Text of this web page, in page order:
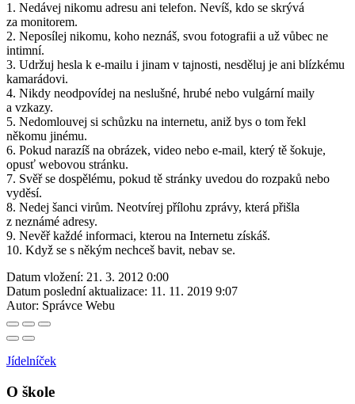
1. Nedávej nikomu adresu ani telefon. Nevíš, kdo se skrývá
za monitorem.
2. Neposílej nikomu, koho neznáš, svou fotografii a už vůbec ne
intimní.
3. Udržuj hesla k e-mailu i jinam v tajnosti, nesděluj je ani blízkému
kamarádovi.
4. Nikdy neodpovídej na neslušné, hrubé nebo vulgární maily
a vzkazy.
5. Nedomlouvej si schůzku na internetu, aniž bys o tom řekl
někomu jinému.
6. Pokud narazíš na obrázek, video nebo e-mail, který tě šokuje,
opusť webovou stránku.
7. Svěř se dospělému, pokud tě stránky uvedou do rozpaků nebo
vyděsí.
8. Nedej šanci virům. Neotvírej přílohu zprávy, která přišla
z neznámé adresy.
9. Nevěř každé informaci, kterou na Internetu získáš.
10. Když se s někým nechceš bavit, nebav se.
Datum vložení: 21. 3. 2012 0:00
Datum poslední aktualizace: 11. 11. 2019 9:07
Autor: Správce Webu
Jídelníček
O škole